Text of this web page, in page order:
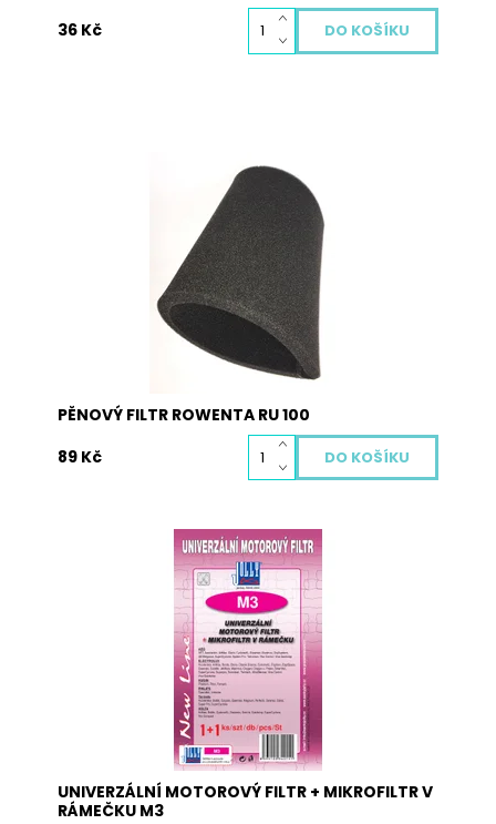
36 Kč
Skladem
2022
PĚNOVÝ FILTR ROWENTA RU 100
89 Kč
Univerzální motorový filtr + mikrofiltr v rámečku
Skladem
4015
UNIVERZÁLNÍ MOTOROVÝ FILTR + MIKROFILTR V
RÁMEČKU M3